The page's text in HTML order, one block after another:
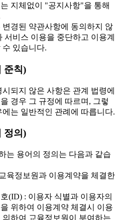
지체없이 "공지사항"을 통해
경된 약관사항에 동의하지 않
서비스 이용을 중단하고 이용계
수 있습니다.
준칙)
되지 않은 사항은 관계 법령에
경우 그 규정에 따르며, 그렇
에는 일반적인 관례에 따릅니다.
정의)
는 용어의 정의는 다음과 같습
육정보원과 이용계약을 체결한
(ID) : 이용자 식별과 이용자의
위하여 이용계약 체결시 이용
의하여 교육정보원이 부여하는